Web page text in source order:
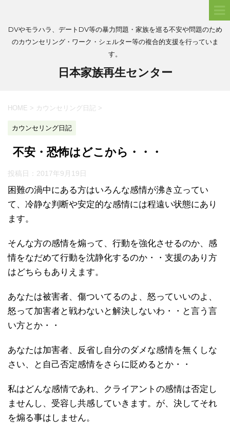
DVやモラハラ、デートDV等の暴力問題・家族を巡る不安や問題のため
のカウンセリング・ワーク・シェルター等の複合的支援を行っていま
す。
日本家族再生センター
HOME > カウンセリング日記 >
カウンセリング日記
不安・恐怖はどこから・・・
投稿日： 2017年9月19日
困難の渦中にある方はいろんな感情が沸き立ってい
て、冷静な判断や安定的な感情には程遠い状態にあり
ます。
そんな方の感情を煽って、行動を強化させるのか、感
情をなだめて行動を沈静化するのか・・支援のあり方
はどちらもありえます。
あなたは被害者、傷ついてるのよ、怒っていいのよ、
怒って加害者と戦わないと解決しないわ・・と言う言
い方とか・・
あなたは加害者、反省し自分のダメな感情を無くしな
さい、と自己否定感情をさらに貶めるとか・・
私はどんな感情であれ、クライアントの感情は否定し
ませんし、受容し共感していきます。が、決してそれ
を煽る事はしません。